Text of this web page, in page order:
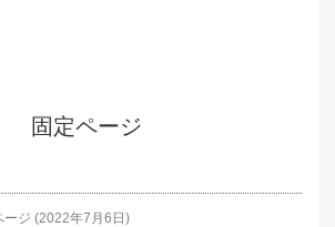
固定ページ
ージ (2022年7月6日)